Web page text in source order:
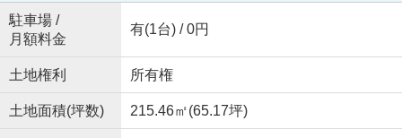
駐車場 /
月額料金
有(1台) / 0円
土地権利 所有権
土地面積(坪数) 215.46㎡(65.17坪)